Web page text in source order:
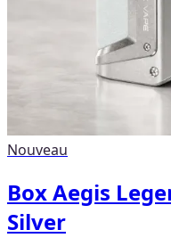
Nouveau
Box Aegis
Silver